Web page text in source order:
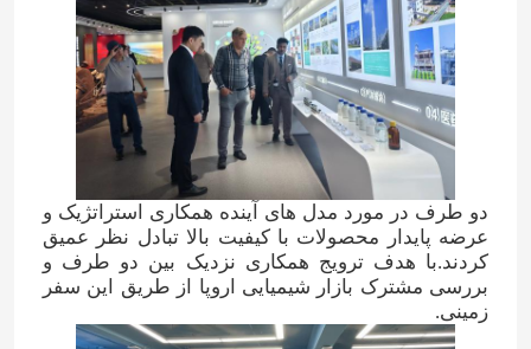
دو طرف در مورد مدل های آینده همکاری استراتژیک و
عرضه پایدار محصولات با کیفیت بالا تبادل نظر عمیق
کردند.با هدف ترویج همکاری نزدیک بین دو طرف و
بررسی مشترک بازار شیمیایی اروپا از طریق این سفر
زمینی.